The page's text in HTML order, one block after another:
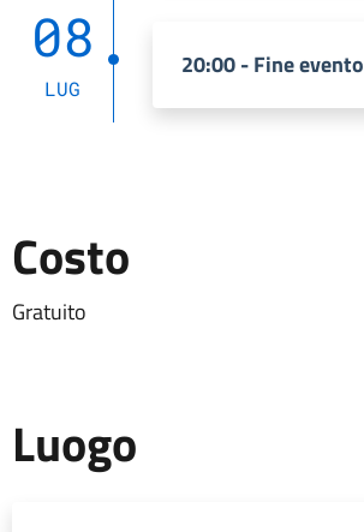
08
LUG
20:00 - Fine evento
Costo
Gratuito
Luogo